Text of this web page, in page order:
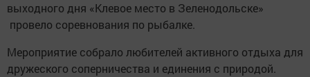
выходного дня «Клевое место в Зеленодольске»
провело соревнования по рыбалке.
Мероприятие собрало любителей активного отдыха для
дружеского соперничества и единения с природой.